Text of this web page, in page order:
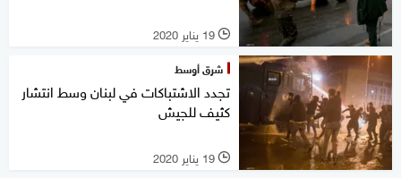
l 19 يناير 2020
شرق أوسط
تجدد الاشتباكات في لبنان وسط انتشار
كثيف للجيش
l 19 يناير 2020